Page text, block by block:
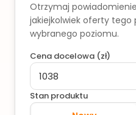
Otrzymaj
jakiejkolwiek oferty tego
wybranego poziomu.
Cena docelowa (zł)
Stan produktu